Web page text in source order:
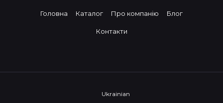
Головна Каталог Про компанію Блог
Контакти
Ukrainian